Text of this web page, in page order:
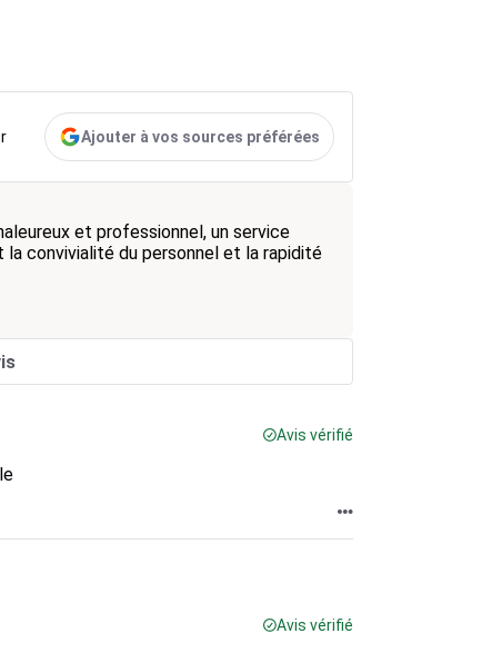
Ajouter à vos sources préférées
et professionnel, un service
convivialité du personnel et la rapidité
Avis vérifié
Avis vérifié